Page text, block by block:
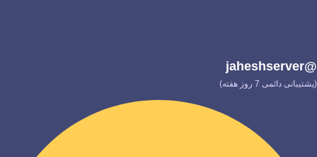
@jaheshserver
(پشتیبانی دائمی 7 روز هفته)